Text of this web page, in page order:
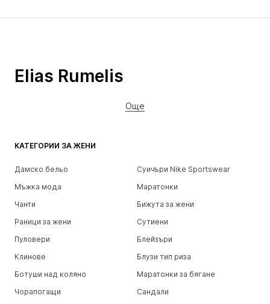
КАТЕГОРИИ ЗА ЖЕНИ
Дамско бельо
Суичъри Nike Sportswear
Мъжка мода
Маратонки
Чанти
Бижута за жени
Раници за жени
Сутиени
Пуловери
Блейзъри
Клинове
Блузи тип риза
Ботуши над коляно
Маратонки за бягане
Чорапогащи
Сандали
Elias Rumelis
Още